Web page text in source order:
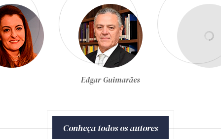
Egon Bockmann Moreira
Conheça todos os autores